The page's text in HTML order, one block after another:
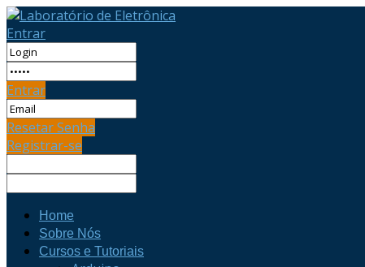
Entrar
Entrar
Resetar Senha
Registrar-se
Home
Sobre Nós
Cursos e Tutoriais